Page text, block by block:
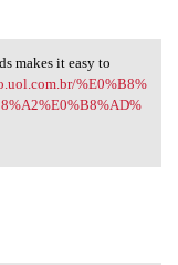
trends
makes it easy to
%E0%B8%